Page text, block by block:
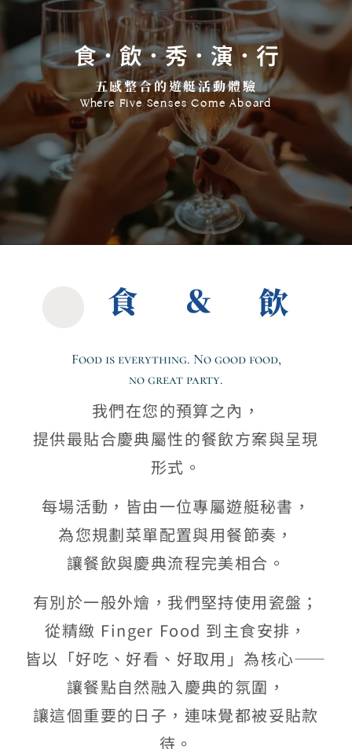
食．飲．秀．演．行
五感整合的遊艇活動體驗
Where Five Senses Come Aboard
食＆飲
Food is everything. No good food,
no great party.
我們在您的預算之內，
提供最貼合慶典屬性的餐飲方案與呈現
形式。
每場活動，皆由一位專屬遊艇秘書，
為您規劃菜單配置與用餐節奏，
讓餐飲與慶典流程完美相合。
有別於一般外燴，我們堅持使用瓷盤；
從精緻 Finger Food 到主食安排，
皆以「好吃、好看、好取用」為核心——
讓餐點自然融入慶典的氛圍，
讓這個重要的日子，連味覺都被妥貼款
待。